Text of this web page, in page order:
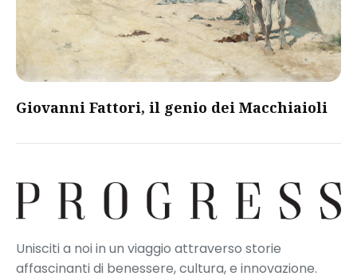
Giovanni Fattori, il genio dei Macchiaioli
Unisciti a noi in un viaggio attraverso storie
affascinanti di benessere, cultura, e innovazione.